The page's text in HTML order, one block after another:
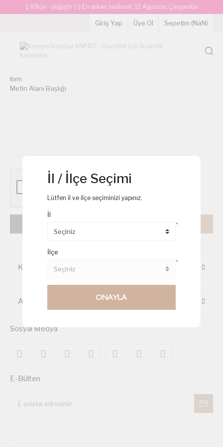
İl/İlçe - değiştir En erken teslimat: 12 Ağustos, Çarşamba
Giriş Yap Üye Ol Sepetim (NaN)
form
Metin Alanı Başlığı
Kurumsal
Alışveriş
Sosyal Medya
E-Bülten
İl / İlçe Seçimi
Lütfen il ve ilçe seçiminizi yapınız.
İl
*
İlçe
*
ONAYLA